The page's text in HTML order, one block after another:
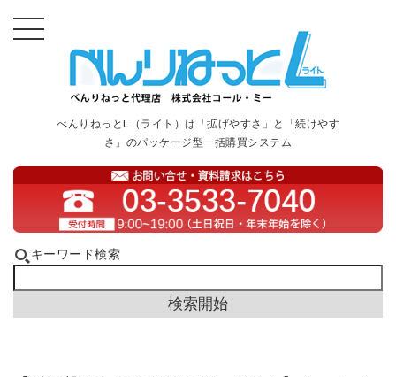
べんりねっとL（ライト）は「拡げやすさ」と「続けやす
さ」のパッケージ型一括購買システム
キーワード検索